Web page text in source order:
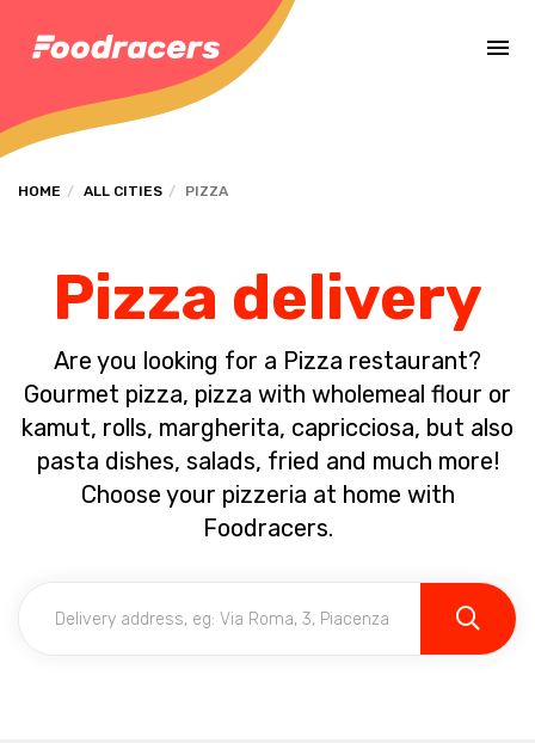
HOME ALL CITIES PIZZA
Pizza delivery
Are you looking for a Pizza restaurant?
Gourmet pizza, pizza with wholemeal flour or
kamut, rolls, margherita, capricciosa, but also
pasta dishes, salads, fried and much more!
Choose your pizzeria at home with
Foodracers.